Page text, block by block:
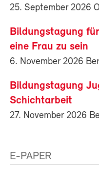
25. September 2026
Bildungstagung
eine Frau zu sein
6. November 2026
Bildungstagung
Schichtarbeit
27. November 2026
E-PAPER